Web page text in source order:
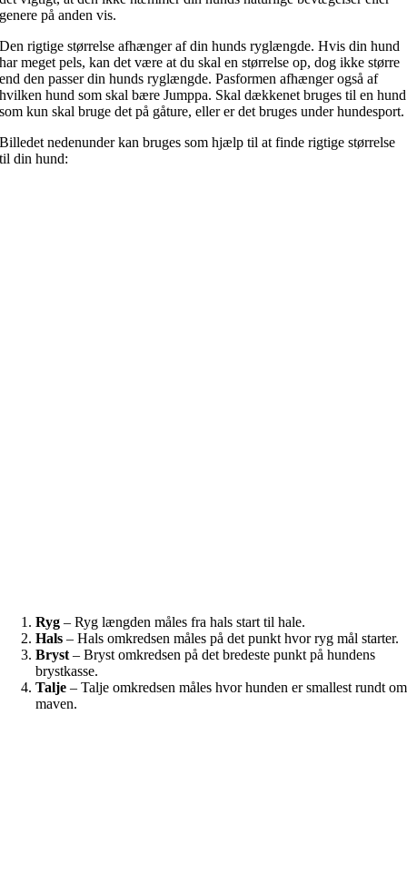
genere på anden vis.
Den rigtige størrelse afhænger af din hunds ryglængde. Hvis din hund
har meget pels, kan det være at du skal en størrelse op, dog ikke større
end den passer din hunds ryglængde. Pasformen afhænger også af
hvilken hund som skal bære Jumppa. Skal dækkenet bruges til en hund
som kun skal bruge det på gåture, eller er det bruges under hundesport.
Billedet nedenunder kan bruges som hjælp til at finde rigtige størrelse
til din hund:
Ryg– Ryg længden måles fra hals start til hale.
Hals– Hals omkredsen måles på det punkt hvor ryg mål starter.
Bryst– Bryst omkredsen på det bredeste punkt på hundens
brystkasse.
Talje– Talje omkredsen måles hvor hunden er smallest rundt om
maven.